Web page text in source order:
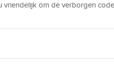
vriendelijk om de verborgen code